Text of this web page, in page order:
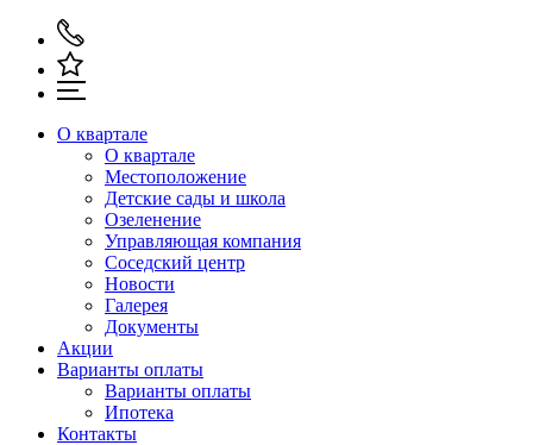
О квартале
О квартале
Местоположение
Детские сады и школа
Озеленение
Управляющая компания
Соседский центр
Новости
Галерея
Документы
Акции
Варианты оплаты
Варианты оплаты
Ипотека
Контакты